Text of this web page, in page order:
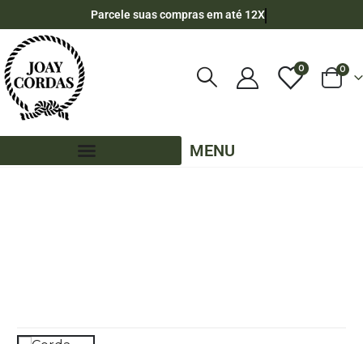
Parcele suas compras em até 12X
0 0
MENU